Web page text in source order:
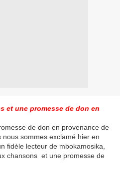
et une promesse de don en
de don en provenance de
nous sommes exclamé hier en
fidèle lecteur de mbokamosika,
chansons et une promesse de